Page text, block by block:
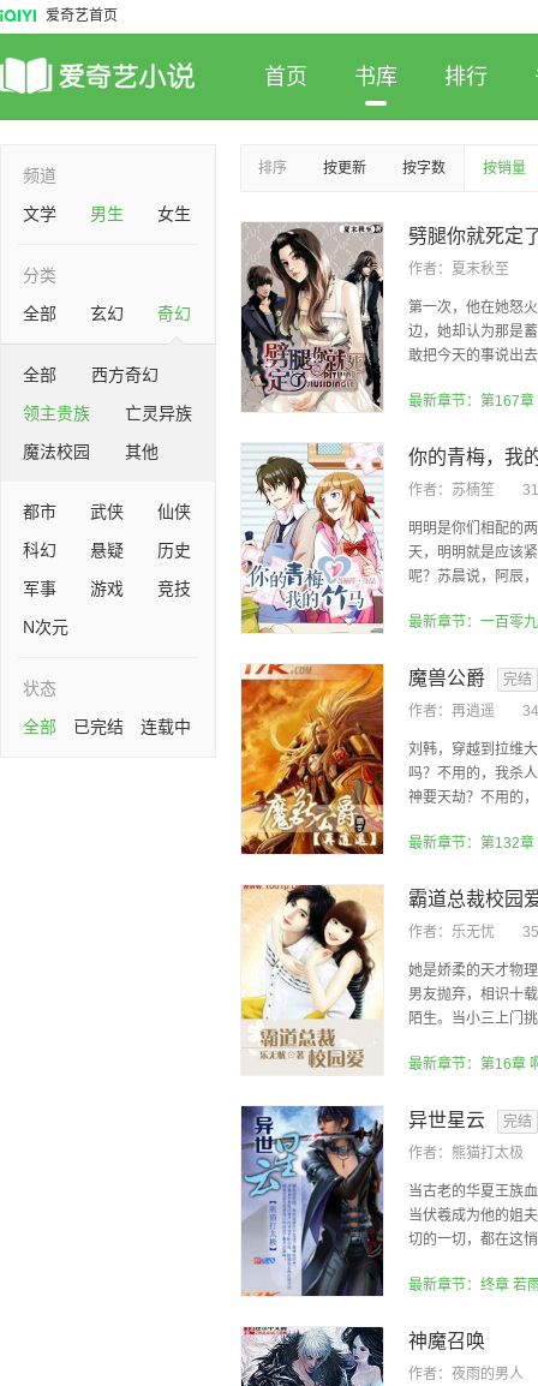
爱奇艺首页
首页 书库 排行
频道
文学
男生 女生
分类
全部
玄幻 奇幻
全部
西方奇幻
领主贵族
亡灵异族
魔法校园
其他
都市 武侠
仙侠
科幻
悬疑
历史
军事
游戏
竞技
N次元
状态
全部
已完结 连载中
排序 按更新 按字数 按销量
劈腿你就死定
作者： 夏末秋至
第一次，他在她怒
边，她却认为那是
敢把今天的事说出
你的青梅，我
作者： 苏楠笙
明明是你们相配的
天，明明就是应该
呢？苏晨说，阿辰
最新章节：一百零
魔兽公爵
完结
作者： 再逍遥
刘韩，穿越到拉维
吗？不用的，我杀
神要天劫？不用的
最新章节：第132章
霸道总裁校园
作者： 乐无忧
她是娇柔的天才物
男友抛弃，相识十
陌生。当小三上门
最新章节：第16章
异世星云
完结
作者： 熊猫打太极
当古老的华夏王族
当伏羲成为他的姐
切的一切，都在这
最新章节：终章 若
神魔召唤
作者： 夜雨的男人